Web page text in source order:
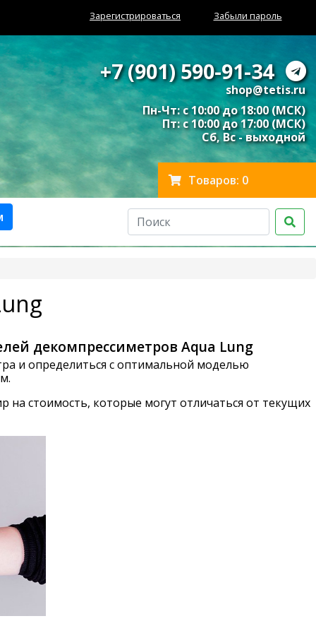
Зарегистрироваться Забыли пароль
+7 (901) 590-91-34
shop@tetis.ru
Пн-Чт: с 10:00 до 18:00 (МСК)
Пт: с 10:00 до 17:00 (МСК)
Сб, Вс - выходной
Товаров: 0
декомпрессиметров Aqua Lung
и определиться с оптимальной моделью
стоимость, которые могут отличаться от текущих